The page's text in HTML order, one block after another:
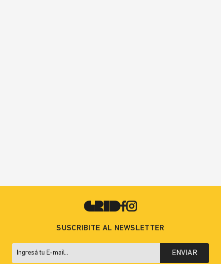
SUSCRIBITE AL NEWSLETTER
ENVIAR